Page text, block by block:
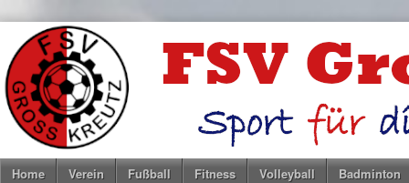
Home Verein Fußball Fitness Volleyball Badminton